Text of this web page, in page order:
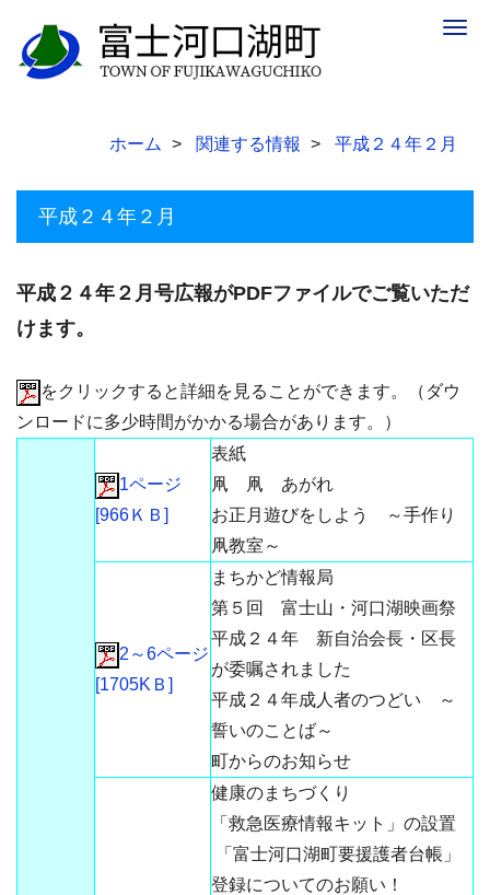
ホーム 関連する情報 平成２４年２月
平成２４年２月
平成２４年２月号広報がPDFファイルでご覧いただ
けます。
をクリックすると詳細を見ることができます。（ダウ
ンロードに多少時間がかかる場合があります。）
1ページ
[966ＫＢ]
表紙
凧 凧 あがれ
お正月遊びをしよう ～手作り
凧教室～
2～6ページ
[1705KＢ]
まちかど情報局
第５回 富士山・河口湖映画祭
平成２４年 新自治会長・区長
が委嘱されました
平成２４年成人者のつどい ～
誓いのことば～
町からのお知らせ
健康のまちづくり
「救急医療情報キット」の設置
「富士河口湖町要援護者台帳」
登録についてのお願い！